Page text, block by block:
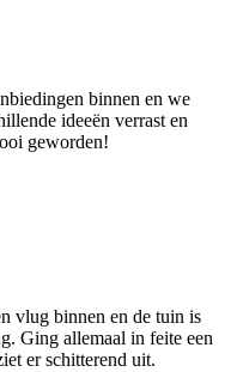
binnen en we
ideeën verrast en
geworden!
vlug binnen en de tuin is
Ging allemaal in feite een
er schitterend uit.